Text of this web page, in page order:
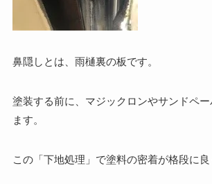
鼻隠しとは、雨樋裏の板です。
塗装する前に、マジックロンやサンドペ
ます。
この「下地処理」で塗料の密着が格段に良